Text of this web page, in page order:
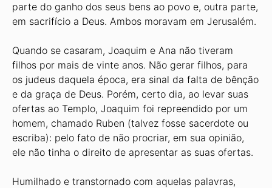
parte do ganho dos seus bens ao povo e, outra parte,
em sacrifício a Deus. Ambos moravam em Jerusalém.
Quando se casaram, Joaquim e Ana não tiveram
filhos por mais de vinte anos. Não gerar filhos, para
os judeus daquela época, era sinal da falta de bênção
e da graça de Deus. Porém, certo dia, ao levar suas
ofertas ao Templo, Joaquim foi repreendido por um
homem, chamado Ruben (talvez fosse sacerdote ou
escriba): pelo fato de não procriar, em sua opinião,
ele não tinha o direito de apresentar as suas ofertas.
Humilhado e transtornado com aquelas palavras,